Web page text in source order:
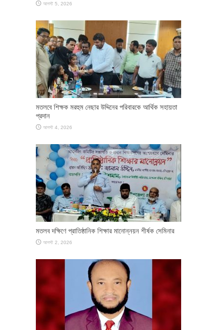
আগস্ট 5, 2026
মতলবে শিক্ষক মরহুম নেছার উদ্দিনের পরিবারকে আর্থিক সহায়তা
প্রদান
আগস্ট 4, 2026
মতলব দক্ষিণে প্রাতিষ্ঠানিক শিক্ষার মানোন্নয়ন শীর্ষক সেমিনার
আগস্ট 2, 2026